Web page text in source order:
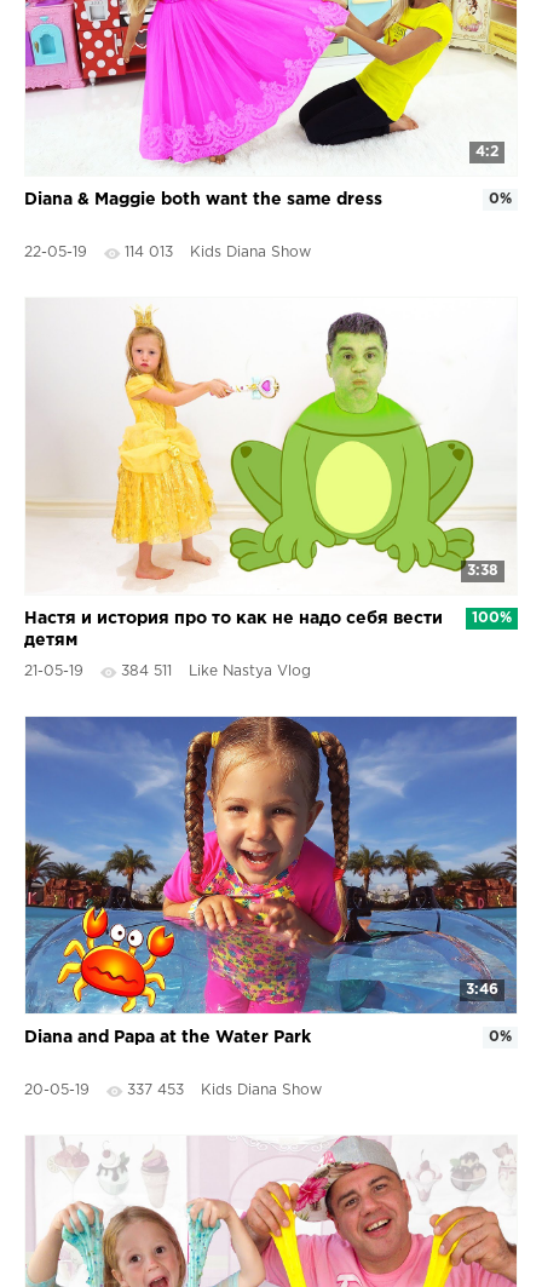
4:2
Diana & Maggie both want the same dress
22-05-19 114 013 Kids Diana Show
0%
3:38
Настя и история про то как не надо себя вести
детям
21-05-19 384 511 Like Nastya Vlog
100%
3:46
Diana and Papa at the Water Park
20-05-19 337 453 Kids Diana Show
0%